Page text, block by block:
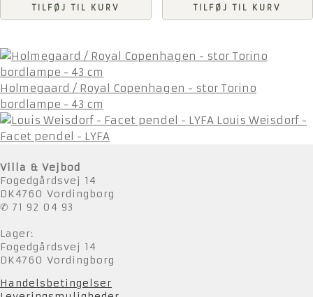
TILFØJ TIL KURV TILFØJ TIL KURV
Holmegaard / Royal Copenhagen - stor Torino
bordlampe - 43 cm
Louis Weisdorf -
Facet pendel - LYFA
Villa & Vejbod
Fogedgårdsvej 14
DK4760 Vordingborg
✆ 71 92 04 93
Lager:
Fogedgårdsvej 14
DK4760 Vordingborg
Handelsbetingelser